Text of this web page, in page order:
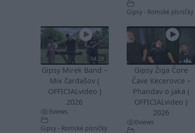
Gipsy - Romské písničky
04:29
Gipsy Mirek Band –
Mix čardašov (
OFFICIALvideo )
2026
3views
Gipsy - Romské písničky
Gipsy Žiga Čore
Čave Kecerovce –
Phandav o jaka (
OFFICIALvideo )
2026
0views